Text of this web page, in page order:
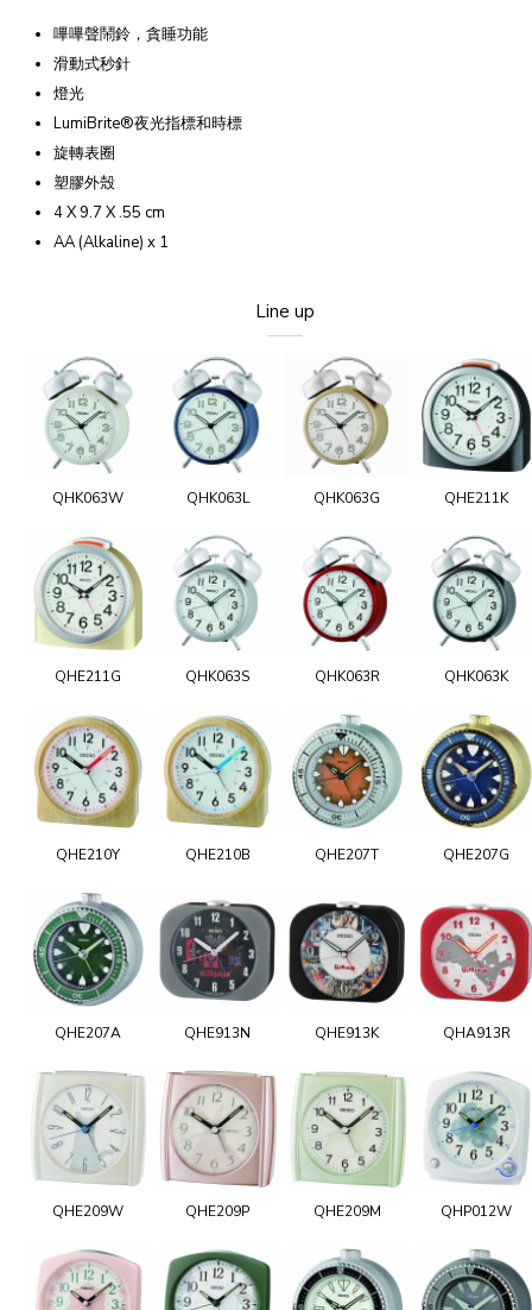
嗶嗶聲鬧鈴，貪睡功能
滑動式秒針
燈光
LumiBrite®夜光指標和時標
旋轉表圈
塑膠外殼
4 X 9.7 X .55 cm
AA (Alkaline) x 1
Line up
QHK063W QHK063L QHK063G QHE211K
QHE211G QHK063S QHK063R QHK063K
QHE210Y QHE210B QHE207T QHE207G
QHE207A QHE913N QHE913K QHA913R
QHE209W QHE209P QHE209M QHP012W